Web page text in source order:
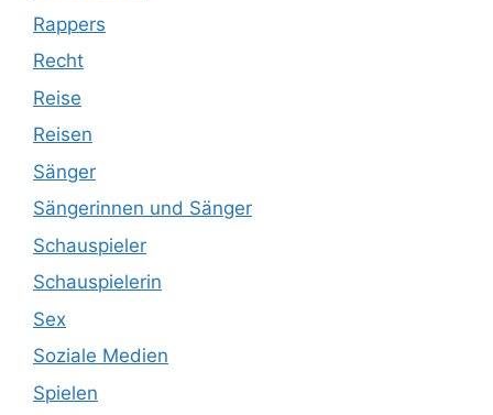
Rappers
Recht
Reise
Reisen
Sänger
Sängerinnen und Sänger
Schauspieler
Schauspielerin
Sex
Soziale Medien
Spielen